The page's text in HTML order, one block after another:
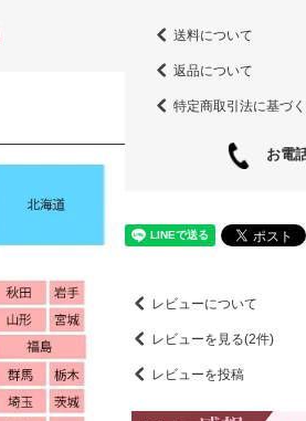
送料について
返品について
特定商取引法に基づ
お電
レビューについて
レビューを見る(2件)
レビューを投稿